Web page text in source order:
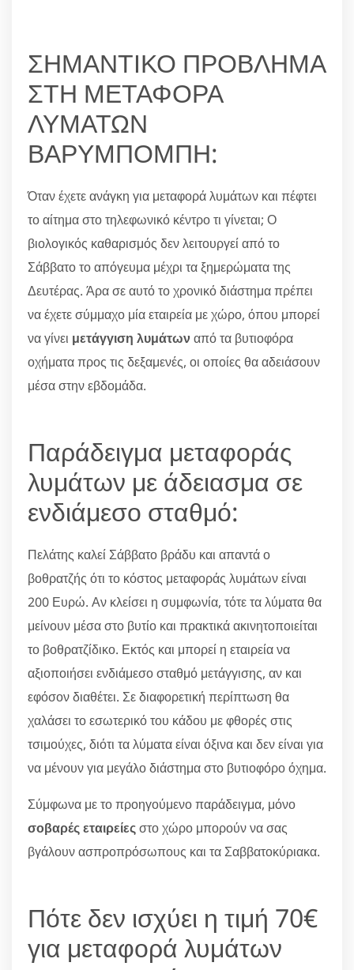
ΣΗΜΑΝΤΙΚΟ ΠΡΟΒΛΗΜΑ
ΣΤΗ ΜΕΤΑΦΟΡΑ
ΛΥΜΑΤΩΝ
ΒΑΡΥΜΠΟΜΠΗ:
Όταν έχετε ανάγκη για μεταφορά λυμάτων και πέφτει
το αίτημα στο τηλεφωνικό κέντρο τι γίνεται; Ο
βιολογικός καθαρισμός δεν λειτουργεί από το
Σάββατο το απόγευμα μέχρι τα ξημερώματα της
Δευτέρας. Άρα σε αυτό το χρονικό διάστημα πρέπει
να έχετε σύμμαχο μία εταιρεία με χώρο, όπου μπορεί
να γίνει μετάγγιση λυμάτωναπό τα βυτιοφόρα
οχήματα προς τις δεξαμενές, οι οποίες θα αδειάσουν
μέσα στην εβδομάδα.
Παράδειγμα μεταφοράς
λυμάτων με άδειασμα σε
ενδιάμεσο σταθμό:
Πελάτης καλεί Σάββατο βράδυ και απαντά ο
βοθρατζής ότι το κόστος μεταφοράς λυμάτων είναι
200 Ευρώ. Αν κλείσει η συμφωνία, τότε τα λύματα θα
μείνουν μέσα στο βυτίο και πρακτικά ακινητοποιείται
το βοθρατζίδικο. Εκτός και μπορεί η εταιρεία να
αξιοποιήσει ενδιάμεσο σταθμό μετάγγισης, αν και
εφόσον διαθέτει. Σε διαφορετική περίπτωση θα
χαλάσει το εσωτερικό του κάδου με φθορές στις
τσιμούχες, διότι τα λύματα είναι όξινα και δεν είναι για
να μένουν για μεγάλο διάστημα στο βυτιοφόρο όχημα.
Σύμφωνα με το προηγούμενο παράδειγμα, μόνο
σοβαρές εταιρείεςστο χώρο μπορούν να σας
βγάλουν ασπροπρόσωπους και τα Σαββατοκύριακα.
Πότε δεν ισχύει η τιμή 70€
για μεταφορά λυμάτων